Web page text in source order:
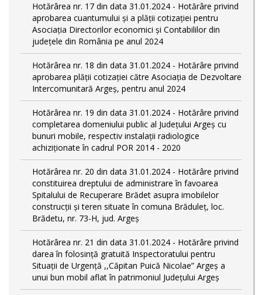
Hotărârea nr. 17 din data 31.01.2024 - Hotărâre privind
aprobarea cuantumului și a plății cotizației pentru
Asociația Directorilor economici și Contabililor din
județele din România pe anul 2024
Hotărârea nr. 18 din data 31.01.2024 - Hotărâre privind
aprobarea plății cotizației către Asociația de Dezvoltare
Intercomunitară Argeș, pentru anul 2024
Hotărârea nr. 19 din data 31.01.2024 - Hotărâre privind
completarea domeniului public al Judeţului Argeş cu
bunuri mobile, respectiv instalații radiologice
achiziționate în cadrul POR 2014 - 2020
Hotărârea nr. 20 din data 31.01.2024 - Hotărâre privind
constituirea dreptului de administrare în favoarea
Spitalului de Recuperare Brădet asupra imobilelor
construcții și teren situate în comuna Brăduleț, loc.
Brădetu, nr. 73-H, jud. Argeș
Hotărârea nr. 21 din data 31.01.2024 - Hotărâre privind
darea în folosință gratuită Inspectoratului pentru
Situații de Urgență ,,Căpitan Puică Nicolae” Argeș a
unui bun mobil aflat în patrimoniul Județului Argeș